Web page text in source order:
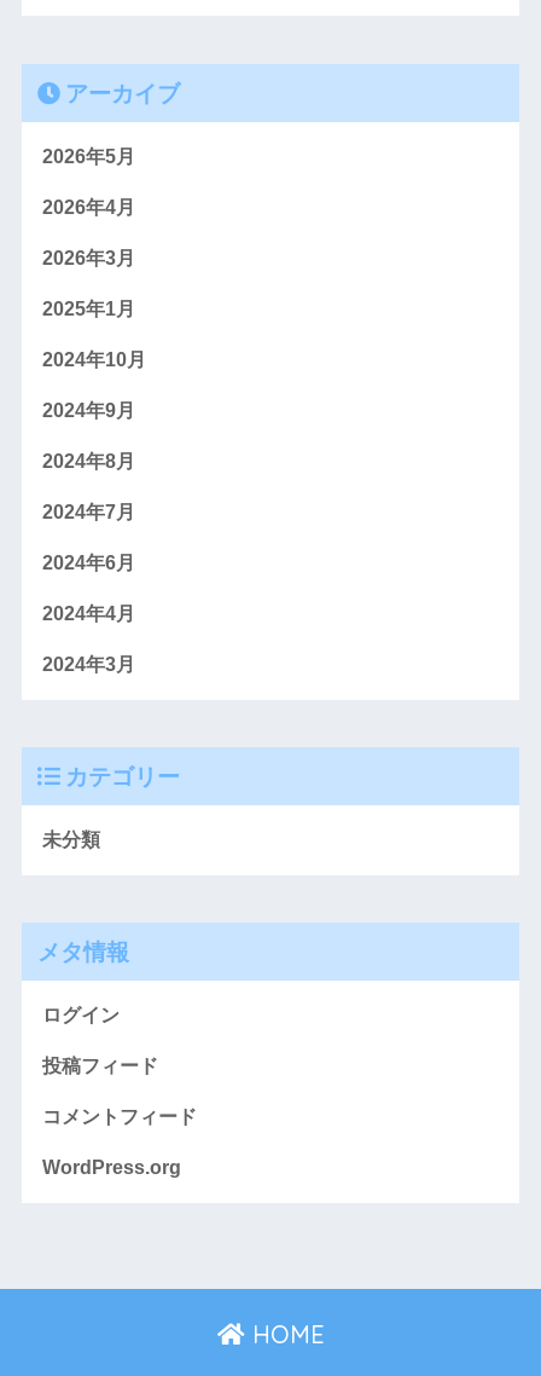
アーカイブ
2026年5月
2026年4月
2026年3月
2025年1月
2024年10月
2024年9月
2024年8月
2024年7月
2024年6月
2024年4月
2024年3月
カテゴリー
未分類
メタ情報
ログイン
投稿フィード
コメントフィード
WordPress.org
HOME